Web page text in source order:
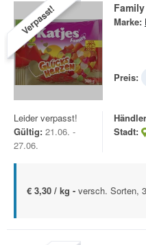
Verpasst! Marke:
Preis:
Leider verpasst!
Gültig: 21.06. -
27.06.
Stadt:
€ 3,30 / kg - versch. Sorten,